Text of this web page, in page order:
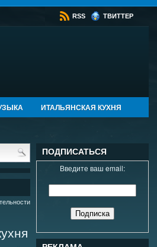
RSS ТВИТТЕР
ИТАЛЬЯНСКАЯ КУХНЯ
ПОДПИСАТЬСЯ
Введите ваш email: